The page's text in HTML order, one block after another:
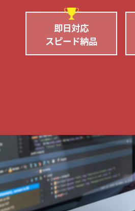
即日対応
スピード納品